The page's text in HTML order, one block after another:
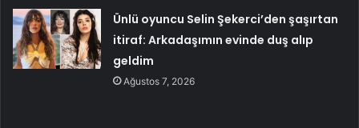
Ünlü oyuncu Selin Şekerci’den şaşırtan
itiraf: Arkadaşımın evinde duş alıp
geldim
Ağustos 7, 2026